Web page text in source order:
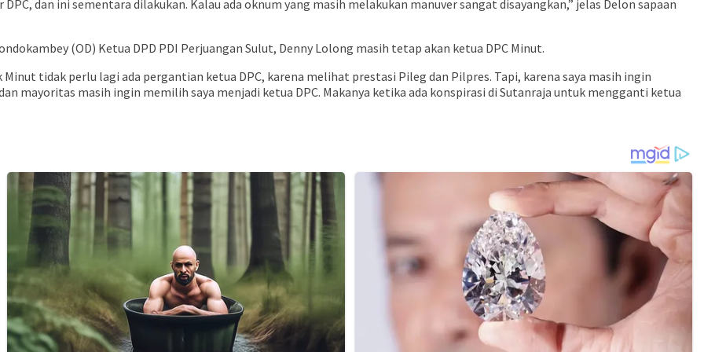
dan ini sementara dilakukan. Kalau ada oknum yang masih melakukan manuver sangat disayangkan,” jelas Delon sapaan
(OD) Ketua DPD PDI Perjuangan Sulut, Denny Lolong masih tetap akan ketua DPC Minut.
tidak perlu lagi ada pergantian ketua DPC, karena melihat prestasi Pileg dan Pilpres. Tapi, karena saya masih ingin
mayoritas masih ingin memilih saya menjadi ketua DPC. Makanya ketika ada konspirasi di Sutanraja untuk mengganti ketua